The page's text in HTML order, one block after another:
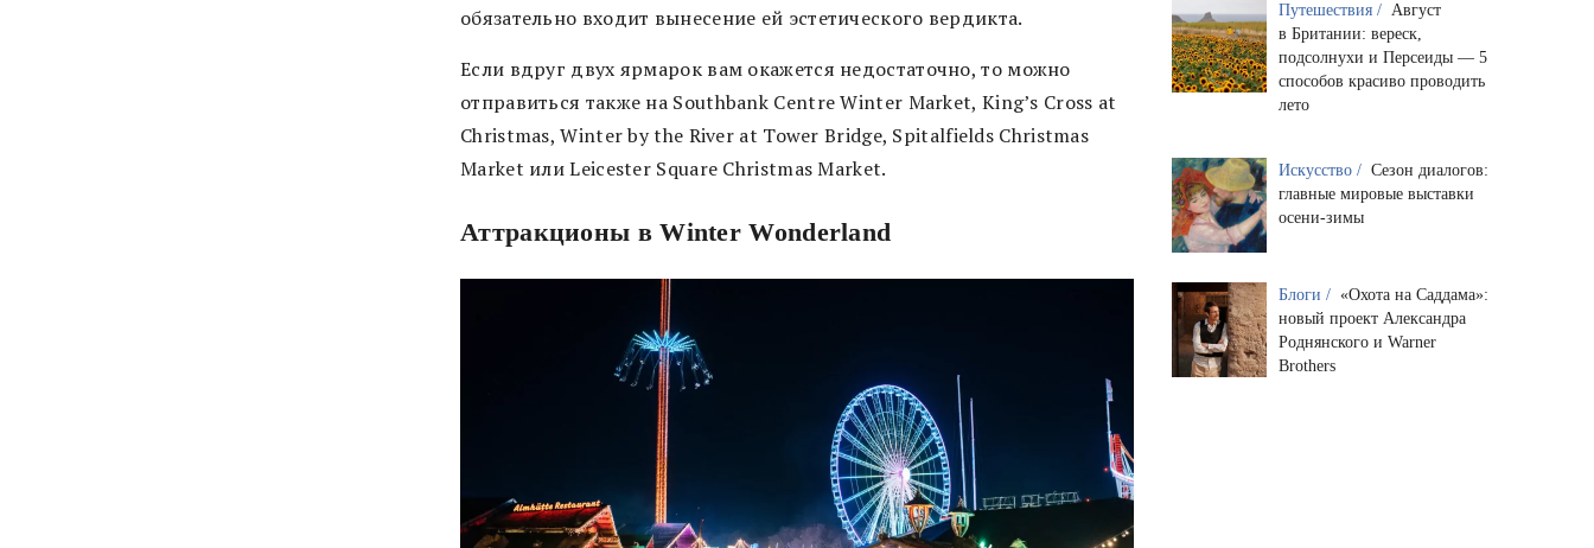
обязательно входит вынесение ей эстетического вердикта.
Если вдруг двух ярмарок вам окажется недостаточно, то можно
отправиться также на Southbank Centre Winter Market, King’s Cross at
Christmas, Winter by the River at Tower Bridge, Spitalfields Christmas
Market или Leicester Square Christmas Market.
Аттракционы в Winter Wonderland
Путешествия / Август
в Британии: вереск,
подсолнухи и Персеиды — 5
способов красиво проводить
лето
Искусство / Сезон диалогов:
главные мировые выставки
осени-зимы
Блоги / «Охота на Саддама»:
новый проект Александра
Роднянского и Warner
Brothers